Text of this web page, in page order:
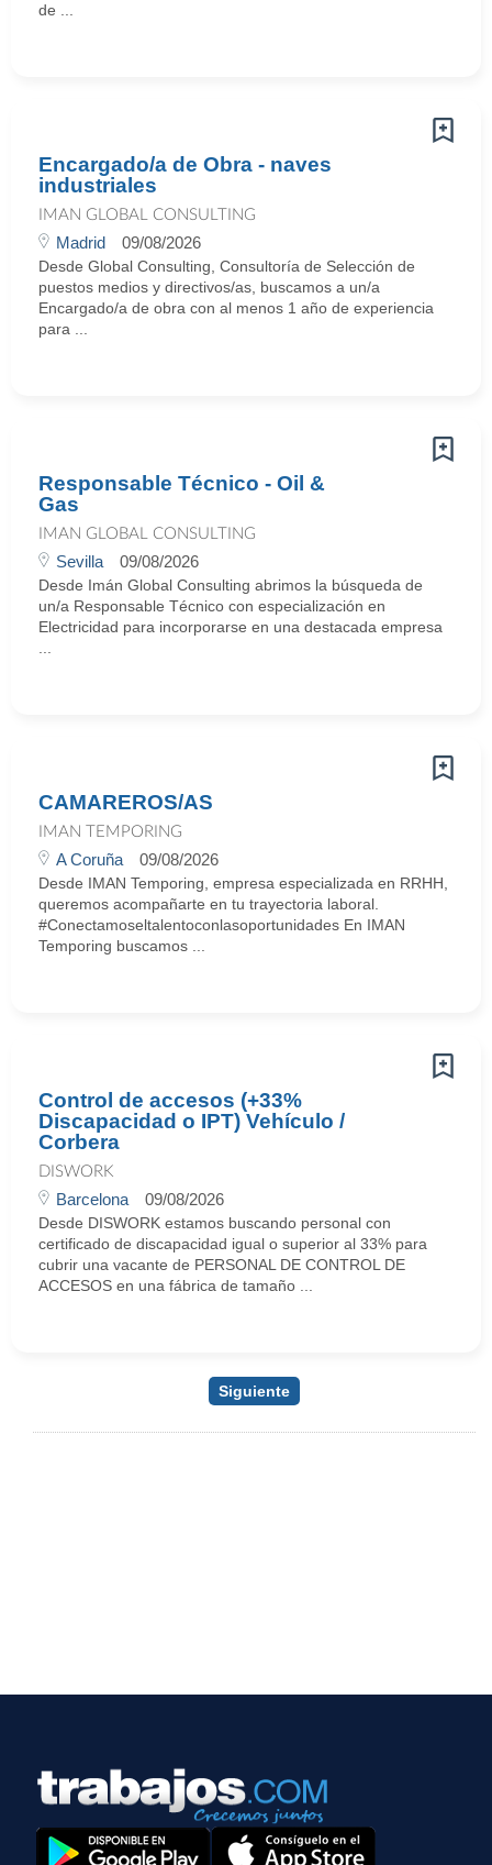
de ...
Encargado/a de Obra - naves
industriales
IMAN GLOBAL CONSULTING
Madrid 09/08/2026
Desde Global Consulting, Consultoría de Selección de
puestos medios y directivos/as, buscamos a un/a
Encargado/a de obra con al menos 1 año de experiencia
para ...
Responsable Técnico - Oil &
Gas
IMAN GLOBAL CONSULTING
Sevilla 09/08/2026
Desde Imán Global Consulting abrimos la búsqueda de
un/a Responsable Técnico con especialización en
Electricidad para incorporarse en una destacada empresa
CAMAREROS/AS
IMAN TEMPORING
A Coruña 09/08/2026
Desde IMAN Temporing, empresa especializada en RRHH,
queremos acompañarte en tu trayectoria laboral.
#Conectamoseltalentoconlasoportunidades En IMAN
Temporing buscamos ...
Control de accesos (+33%
Discapacidad o IPT) Vehículo /
Corbera
DISWORK
Barcelona 09/08/2026
Desde DISWORK estamos buscando personal con
certificado de discapacidad igual o superior al 33% para
cubrir una vacante de PERSONAL DE CONTROL DE
ACCESOS en una fábrica de tamaño ...
Siguiente